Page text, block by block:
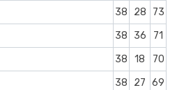
38 28
73
38 36
71
38 18
70
38 27 69